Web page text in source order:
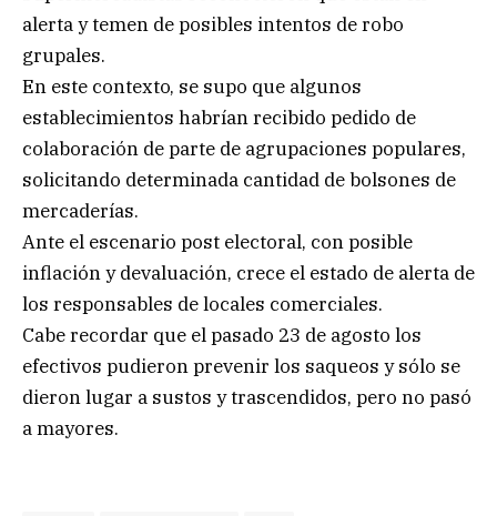
alerta y temen de posibles intentos de robo
grupales.
En este contexto, se supo que algunos
establecimientos habrían recibido pedido de
colaboración de parte de agrupaciones populares,
solicitando determinada cantidad de bolsones de
mercaderías.
Ante el escenario post electoral, con posible
inflación y devaluación, crece el estado de alerta de
los responsables de locales comerciales.
Cabe recordar que el pasado 23 de agosto los
efectivos pudieron prevenir los saqueos y sólo se
dieron lugar a sustos y trascendidos, pero no pasó
a mayores.